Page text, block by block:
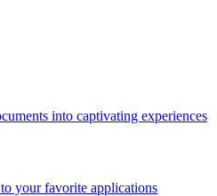
into captivating experiences
your favorite applications